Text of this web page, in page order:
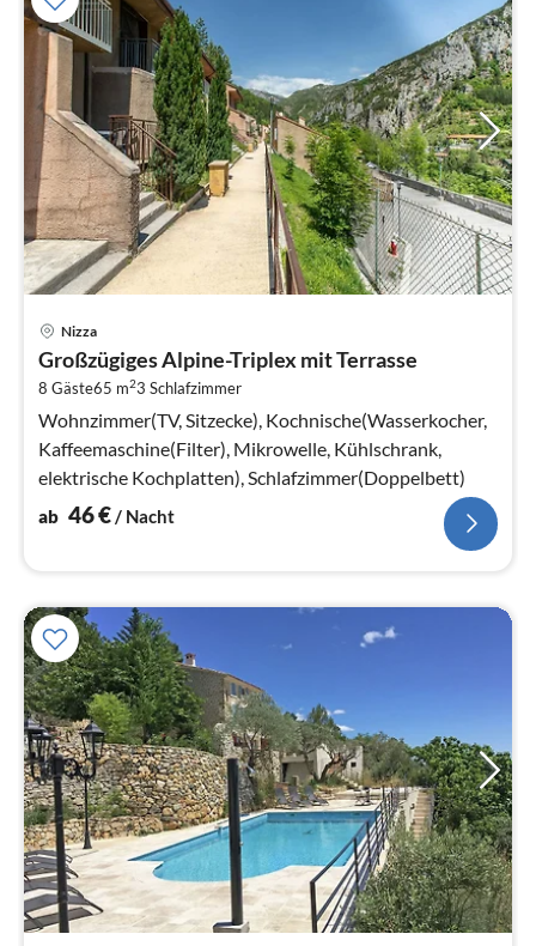
Nizza
Großzügiges Alpine-Triplex mit Terrasse
8 Gäste65 m23 Schlafzimmer
Wohnzimmer(TV, Sitzecke), Kochnische(Wasserkocher,
Kaffeemaschine(Filter), Mikrowelle, Kühlschrank,
elektrische Kochplatten), Schlafzimmer(Doppelbett)
ab 46€ / Nacht